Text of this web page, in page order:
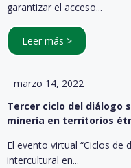
garantizar el acceso...
Leer más >
marzo 14, 2022
Tercer ciclo del diálogo
minería en territorios
El evento virtual “Ciclos de
intercultural en...